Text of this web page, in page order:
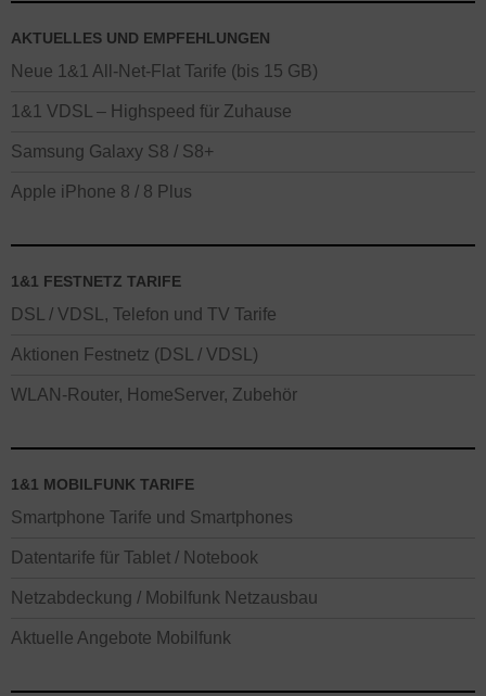
AKTUELLES UND EMPFEHLUNGEN
Neue 1&1 All-Net-Flat Tarife (bis 15 GB)
1&1 VDSL – Highspeed für Zuhause
Samsung Galaxy S8 / S8+
Apple iPhone 8 / 8 Plus
1&1 FESTNETZ TARIFE
DSL / VDSL, Telefon und TV Tarife
Aktionen Festnetz (DSL / VDSL)
WLAN-Router, HomeServer, Zubehör
1&1 MOBILFUNK TARIFE
Smartphone Tarife und Smartphones
Datentarife für Tablet / Notebook
Netzabdeckung / Mobilfunk Netzausbau
Aktuelle Angebote Mobilfunk